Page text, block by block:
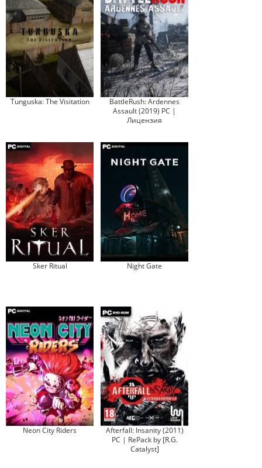
Tunguska: The Visitation
BattleRush: Ardennes
Assault (2019) PC |
Лицензия
Sker Ritual Night Gate
Neon City Riders
Afterfall: Insanity (2011)
PC | RePack by [R.G.
Catalyst]